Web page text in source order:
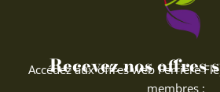
Recevez nos offres
Accédez aux offres web Ferriere
membres :